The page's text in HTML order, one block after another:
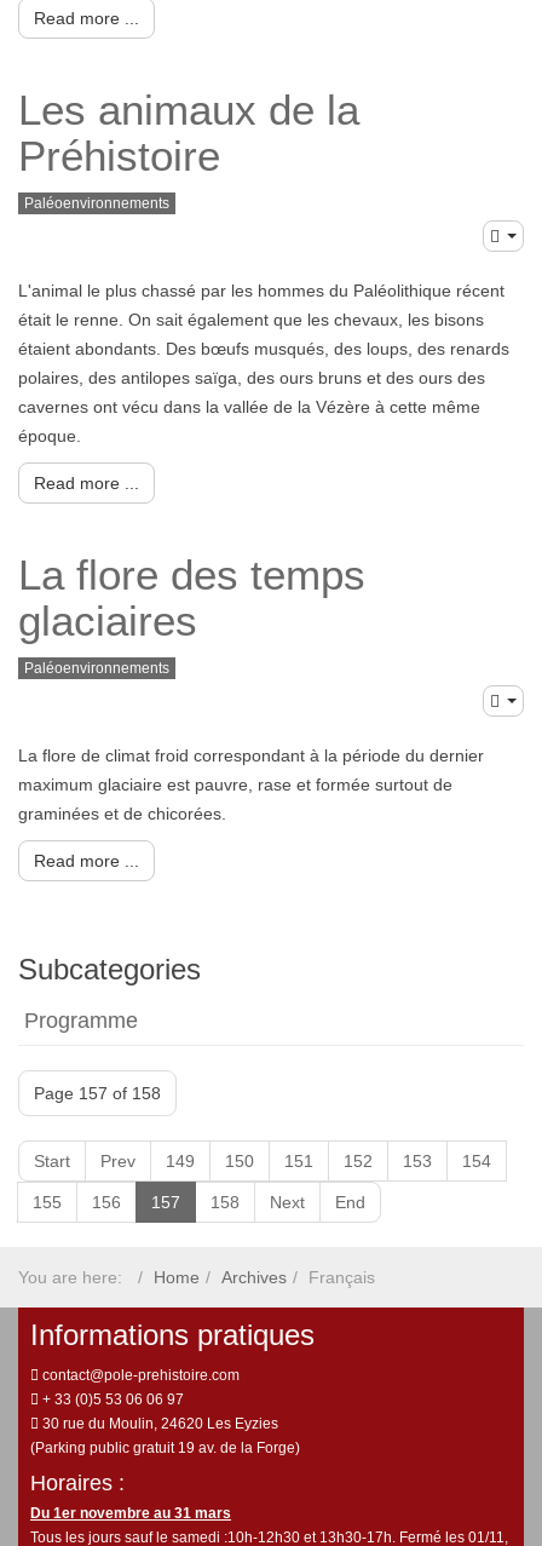
Read more ...
Les animaux de la
Préhistoire
Paléoenvironnements
L'animal le plus chassé par les hommes du Paléolithique récent
était le renne. On sait également que les chevaux, les bisons
étaient abondants. Des bœufs musqués, des loups, des renards
polaires, des antilopes saïga, des ours bruns et des ours des
cavernes ont vécu dans la vallée de la Vézère à cette même
époque.
Read more ...
La flore des temps
glaciaires
Paléoenvironnements
La flore de climat froid correspondant à la période du dernier
maximum glaciaire est pauvre, rase et formée surtout de
graminées et de chicorées.
Read more ...
Subcategories
Programme
Page 157 of 158
Start Prev 149 150 151 152 153 154
155 156 157 158 Next End
You are here: Home Archives Français
Informations pratiques
contact@pole-prehistoire.com
+ 33 (0)5 53 06 06 97
30 rue du Moulin, 24620 Les Eyzies
(Parking public gratuit 19 av. de la Forge)
Horaires :
Du 1er novembre au 31 mars
Tous les jours sauf le samedi :10h-12h30 et 13h30-17h. Fermé les 01/11,